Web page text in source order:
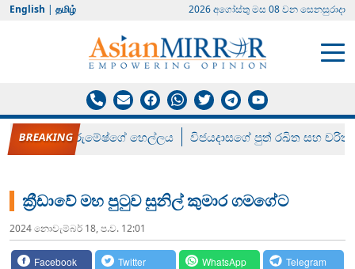
English | தமிழ் 2026 අගෝස්‍තු මස 08 වන සෙනසුරාදා
රන් ගෙනා රුමේෂ්ගේ හෙල්ලය විජයදාසගේ පුත් රඛිත සහ චරිත්
ක්‍රීඩාවේ මහ පුටුව සුනිල් කුමාර ගමගේට
2024 නොවැම්‍බර් 18, ප.ව. 12:01
Facebook Twitter WhatsApp Telegram